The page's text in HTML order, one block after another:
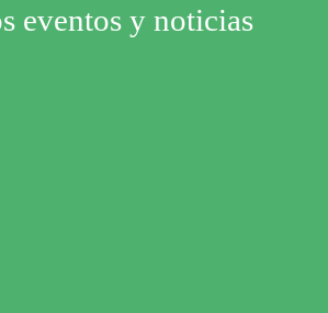
eventos y noticias